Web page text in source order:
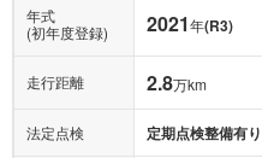
年式
(初年度登録)
2021年(R3)
走行距離 2.8万km
法定点検 定期点検整備有り